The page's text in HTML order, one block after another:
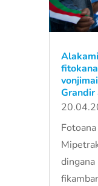
Grandir
dingana